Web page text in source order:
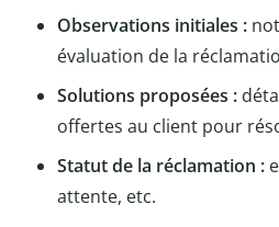
Observations initiales :
évaluation de la
Solutions proposées :
offertes au client pour
Statut de la réclamation :
attente, etc.